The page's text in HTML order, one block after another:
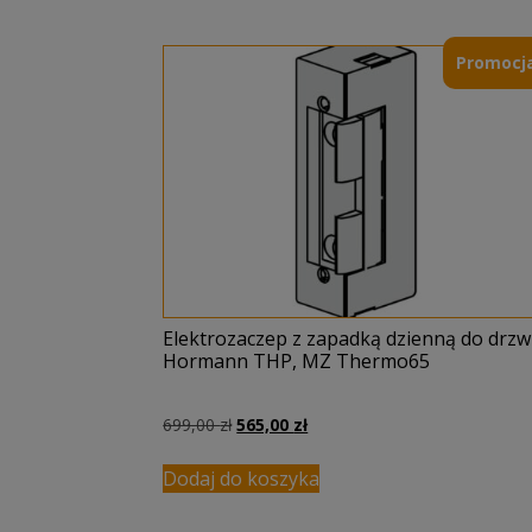
Elektrozaczep z zapadką dzienną do
Hormann THP, MZ Thermo65
699,00złPierwotna
wynosiła:
699,00 zł.
565,00 złAktualna
wynosi:
565,00 zł.
Dodaj do koszyka